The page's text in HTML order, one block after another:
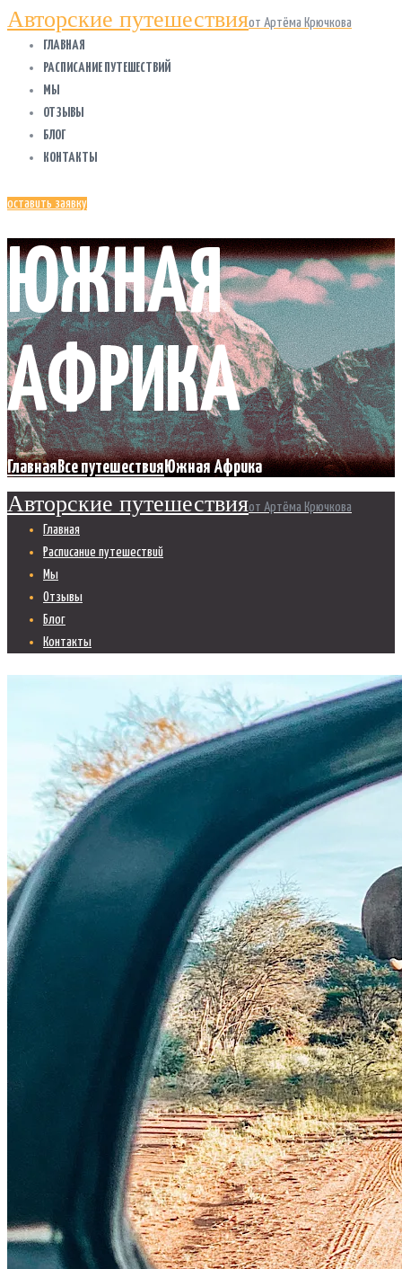
Авторские путешествияот Артёма Крючкова
ГЛАВНАЯ
РАСПИСАНИЕ ПУТЕШЕСТВИЙ
МЫ
ОТЗЫВЫ
БЛОГ
КОНТАКТЫ
оставить заявку
ЮЖНАЯ
АФРИКА
ГлавнаяВсе путешествияЮжная Африка
Авторские путешествияот Артёма Крючкова
Главная
Расписание путешествий
Мы
Отзывы
Блог
Контакты